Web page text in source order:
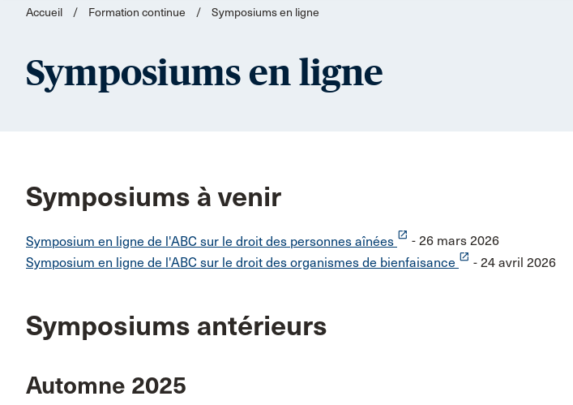
Accueil / Formation continue / Symposiums en ligne
Symposiums en ligne
Symposiums à venir
Symposium en ligne de l'ABC sur le droit des personnes aînées launch - 26 mars 2026
Symposium en ligne de l'ABC sur le droit des organismes de bienfaisance launch - 24 avril 2026
Symposiums antérieurs
Automne 2025